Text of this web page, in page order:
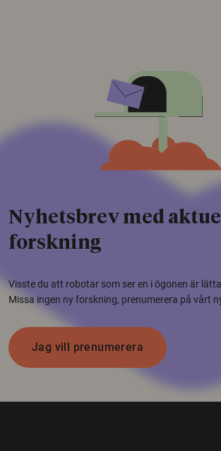
Nyhetsbrev med
forskning
Visste du att robotar som ser en i ögonen är
Missa ingen ny forskning, prenumerera på vårt
Jag vill prenumerera